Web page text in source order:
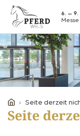
6. – 9.
Seite derzeit
Seite